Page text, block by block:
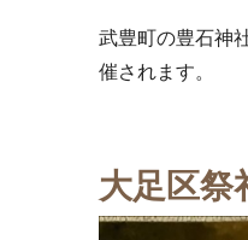
武豊町の豊石神
催されます。
大足区祭